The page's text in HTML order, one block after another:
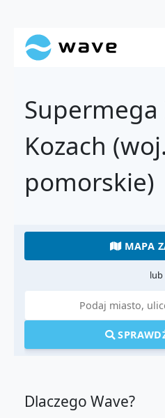
Kozach (woj.
pomorskie)
MAPA
lub
Dlaczego Wave?